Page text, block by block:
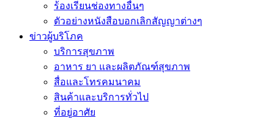
ร้องเรียนช่องทางอื่นๆ
ตัวอย่างหนังสือบอกเลิกสัญญาต่างๆ
ข่าวผู้บริโภค
บริการสุขภาพ
อาหาร ยา และผลิตภัณฑ์สุขภาพ
สื่อและโทรคมนาคม
สินค้าและบริการทั่วไป
ที่อยู่อาศัย